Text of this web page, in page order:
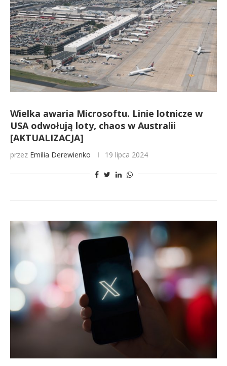
Wielka awaria Microsoftu. Linie lotnicze w
USA odwołują loty, chaos w Australii
[AKTUALIZACJA]
przez Emilia Derewienko 19 lipca 2024